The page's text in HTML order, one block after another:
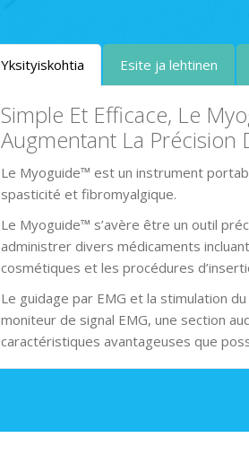
Yksityiskohtia Esite ja lehtinen
Simple Et Efficace, Le
Augmentant La Précision
Le Myoguide™ est un instrument
spasticité et fibromyalgique.
Le Myoguide™ s’avère être un outil
administrer divers médicaments
cosmétiques et les procédures
Le guidage par EMG et la stimulation
moniteur de signal EMG, une section
caractéristiques avantageuses que